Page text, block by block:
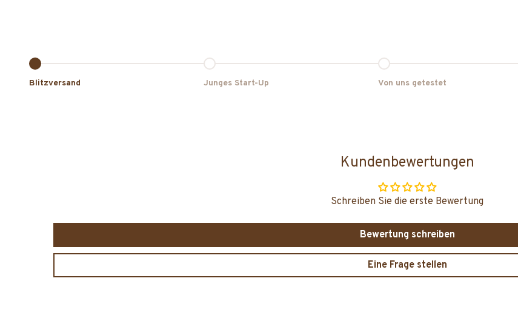
Gehe zu Element 1
Blitzversand
Gehe zu Element 2
Junges Start-Up
Gehe zu Element 3
Von uns getestet
Kundenbewertungen
Schreiben Sie die erste Bewertung
Bewertung schreiben
Eine Frage stellen